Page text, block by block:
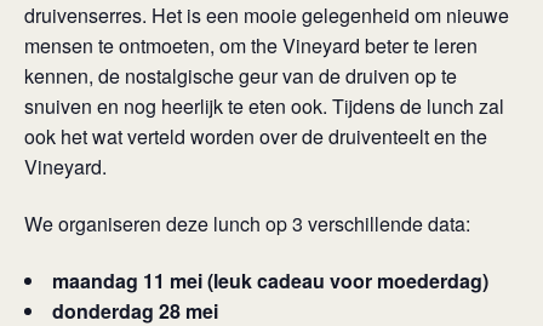
druivenserres. Het is een mooie gelegenheid om nieuwe
mensen te ontmoeten, om the Vineyard beter te leren
kennen, de nostalgische geur van de druiven op te
snuiven en nog heerlijk te eten ook. Tijdens de lunch zal
ook het wat verteld worden over de druiventeelt en the
Vineyard.
We organiseren deze lunch op 3 verschillende data:
maandag 11 mei (leuk cadeau voor moederdag)
donderdag 28 mei